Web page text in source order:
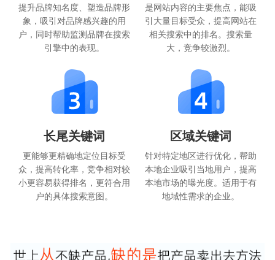
提升品牌知名度、塑造品牌形
象，吸引对品牌感兴趣的用
户，同时帮助监测品牌在搜索
引擎中的表现。
是网站内容的主要焦点，能吸
引大量目标受众，提高网站在
相关搜索中的排名。搜索量
大，竞争较激烈。
长尾关键词
更能够更精确地定位目标受
众，提高转化率，竞争相对较
小更容易获得排名，更符合用
户的具体搜索意图。
区域关键词
针对特定地区进行优化，帮助
本地企业吸引当地用户，提高
本地市场的曝光度。适用于有
地域性需求的企业。